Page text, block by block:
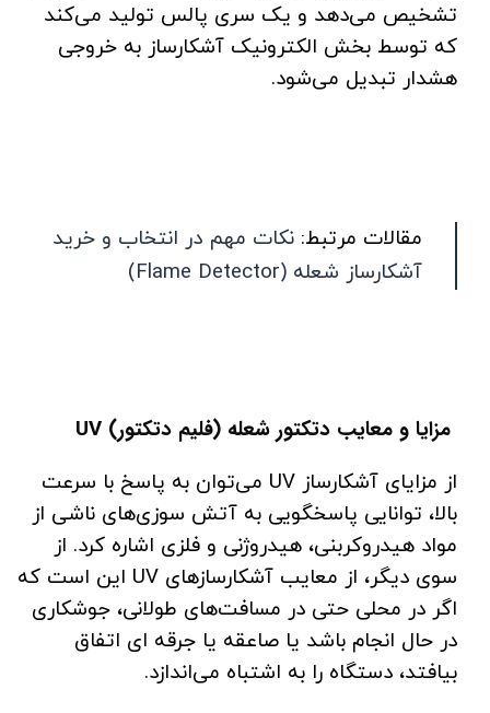
تشخیص می‌دهد و یک سری پالس تولید می‌کند
که توسط بخش الکترونیک آشکارساز به خروجی
هشدار تبدیل می‌شود.
مقالات مرتبط: نکات مهم در انتخاب و خرید
آشکارساز شعله (Flame Detector)
مزایا و معایب دتکتور شعله (فلیم دتکتور) UV
از مزایای آشکارساز UV می‌توان به پاسخ با سرعت
بالا، توانایی پاسخگویی به آتش سوزی‌های ناشی از
مواد هیدروکربنی، هیدروژنی و فلزی اشاره کرد. از
سوی دیگر، از معایب آشکارسازهای UV این است که
اگر در محلی حتی در مسافت‌های طولانی، جوشکاری
در حال انجام باشد یا صاعقه یا جرقه ای اتفاق
بیافتد، دستگاه را به اشتباه می‌اندازد.